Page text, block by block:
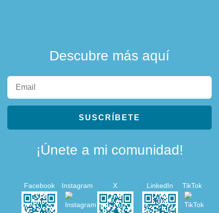
Descubre más aquí
SUSCRÍBETE
¡Únete a mi comunidad!
Facebook Instagram X LinkedIn TikTok